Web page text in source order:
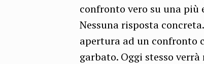
confronto vero su una
Nessuna risposta
apertura ad un confronto
garbato. Oggi stesso